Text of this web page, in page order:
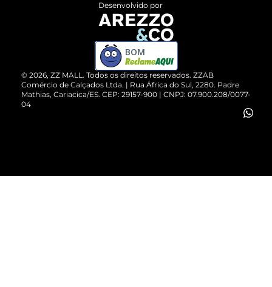
ZZ MALL é confiável
Cartão Presente
Vendas Corporativas
Devolução do Produto
Compre pelo WhatsApp
© 2026, ZZ MALL. Todos os direitos reservados. ZZAB
Comércio de Calçados Ltda. | Rua África do Sul, 2280. Padre
Mathias, Cariacica/ES. CEP: 29157-900 | CNPJ: 07.900.208/0077-
04
Desenvolvido por
BOM